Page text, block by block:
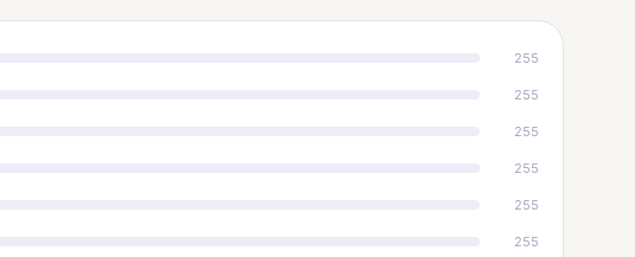
255
255
255
255
255
255